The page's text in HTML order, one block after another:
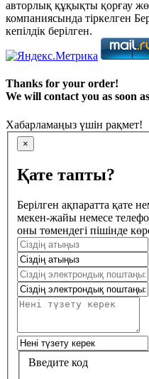
авторлық құқықты қорғау
компаниясында тіркелген
кепілдік берілген.
Thanks for your order!
We will contact you as soon
Хабарламаңыз үшін рақмет!
×
Қате тапты?
Берілген ақпаратта қате
мекен-жайы немесе
оны төмендегі пішінде
Введите код